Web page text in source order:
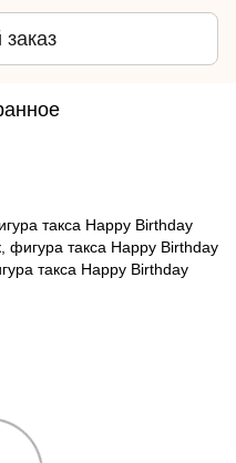
такса Happy Birthday
фигура такса Happy Birthday
такса Happy Birthday